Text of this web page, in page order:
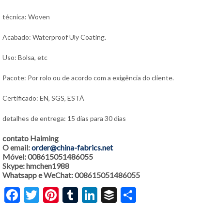
técnica: Woven
Acabado: Waterproof Uly Coating.
Uso: Bolsa, etc
Pacote: Por rolo ou de acordo com a exigência do cliente.
Certificado: EN, SGS, ESTÁ
detalhes de entrega: 15 dias para 30 dias
contato Haiming
O email:order@china-fabrics.net
Móvel: 008615051486055
Skype: hmchen1988
Whatsapp e WeChat: 008615051486055
Facebook
Twitter
Pinterest
Tumblr
LinkedIn
Buffer